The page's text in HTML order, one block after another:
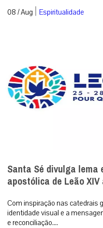
08 / Aug | Espiritualidade
Santa Sé divulga
apostólica de Leão
Com inspiração nas catedrais
identidade visual e a
e reconciliação....